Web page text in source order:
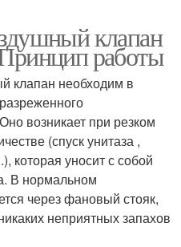
клапан
работы
клапан необходим в
возникает при резком
(спуск унитаза ,
которая уносит с собой
В нормальном
через фановый стояк,
неприятных запахов